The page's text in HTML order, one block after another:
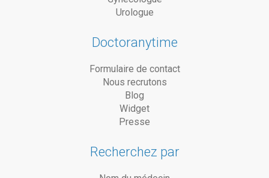
Urologue
Doctoranytime
Formulaire de contact
Nous recrutons
Blog
Widget
Presse
Recherchez par